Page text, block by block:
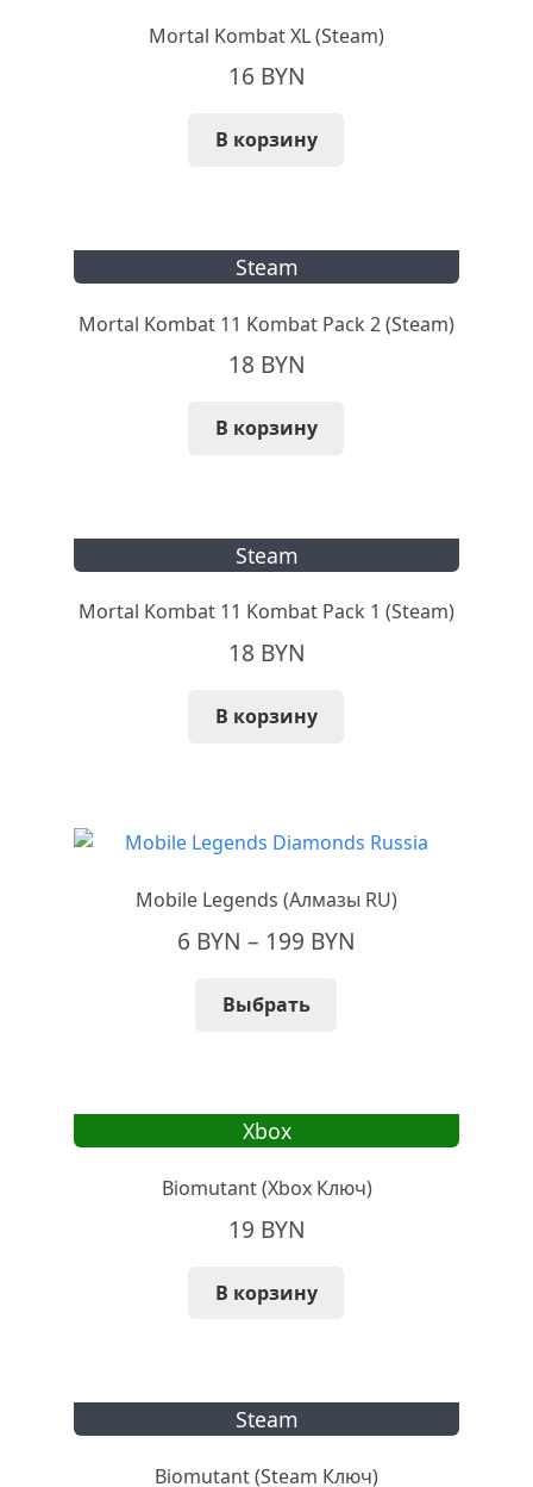
Mortal Kombat XL (Steam)
16 BYN
В корзину
Steam
Mortal Kombat 11 Kombat Pack 2 (Steam)
18 BYN
В корзину
Steam
Mortal Kombat 11 Kombat Pack 1 (Steam)
18 BYN
В корзину
Mobile Legends (Алмазы RU)
6 BYN – 199 BYN
Выбрать
вариаций.
выбрать
Xbox
Biomutant (Xbox Ключ)
19 BYN
В корзину
Steam
Biomutant (Steam Ключ)